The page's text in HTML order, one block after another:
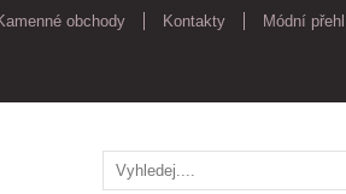
obchody Kontakty Módní